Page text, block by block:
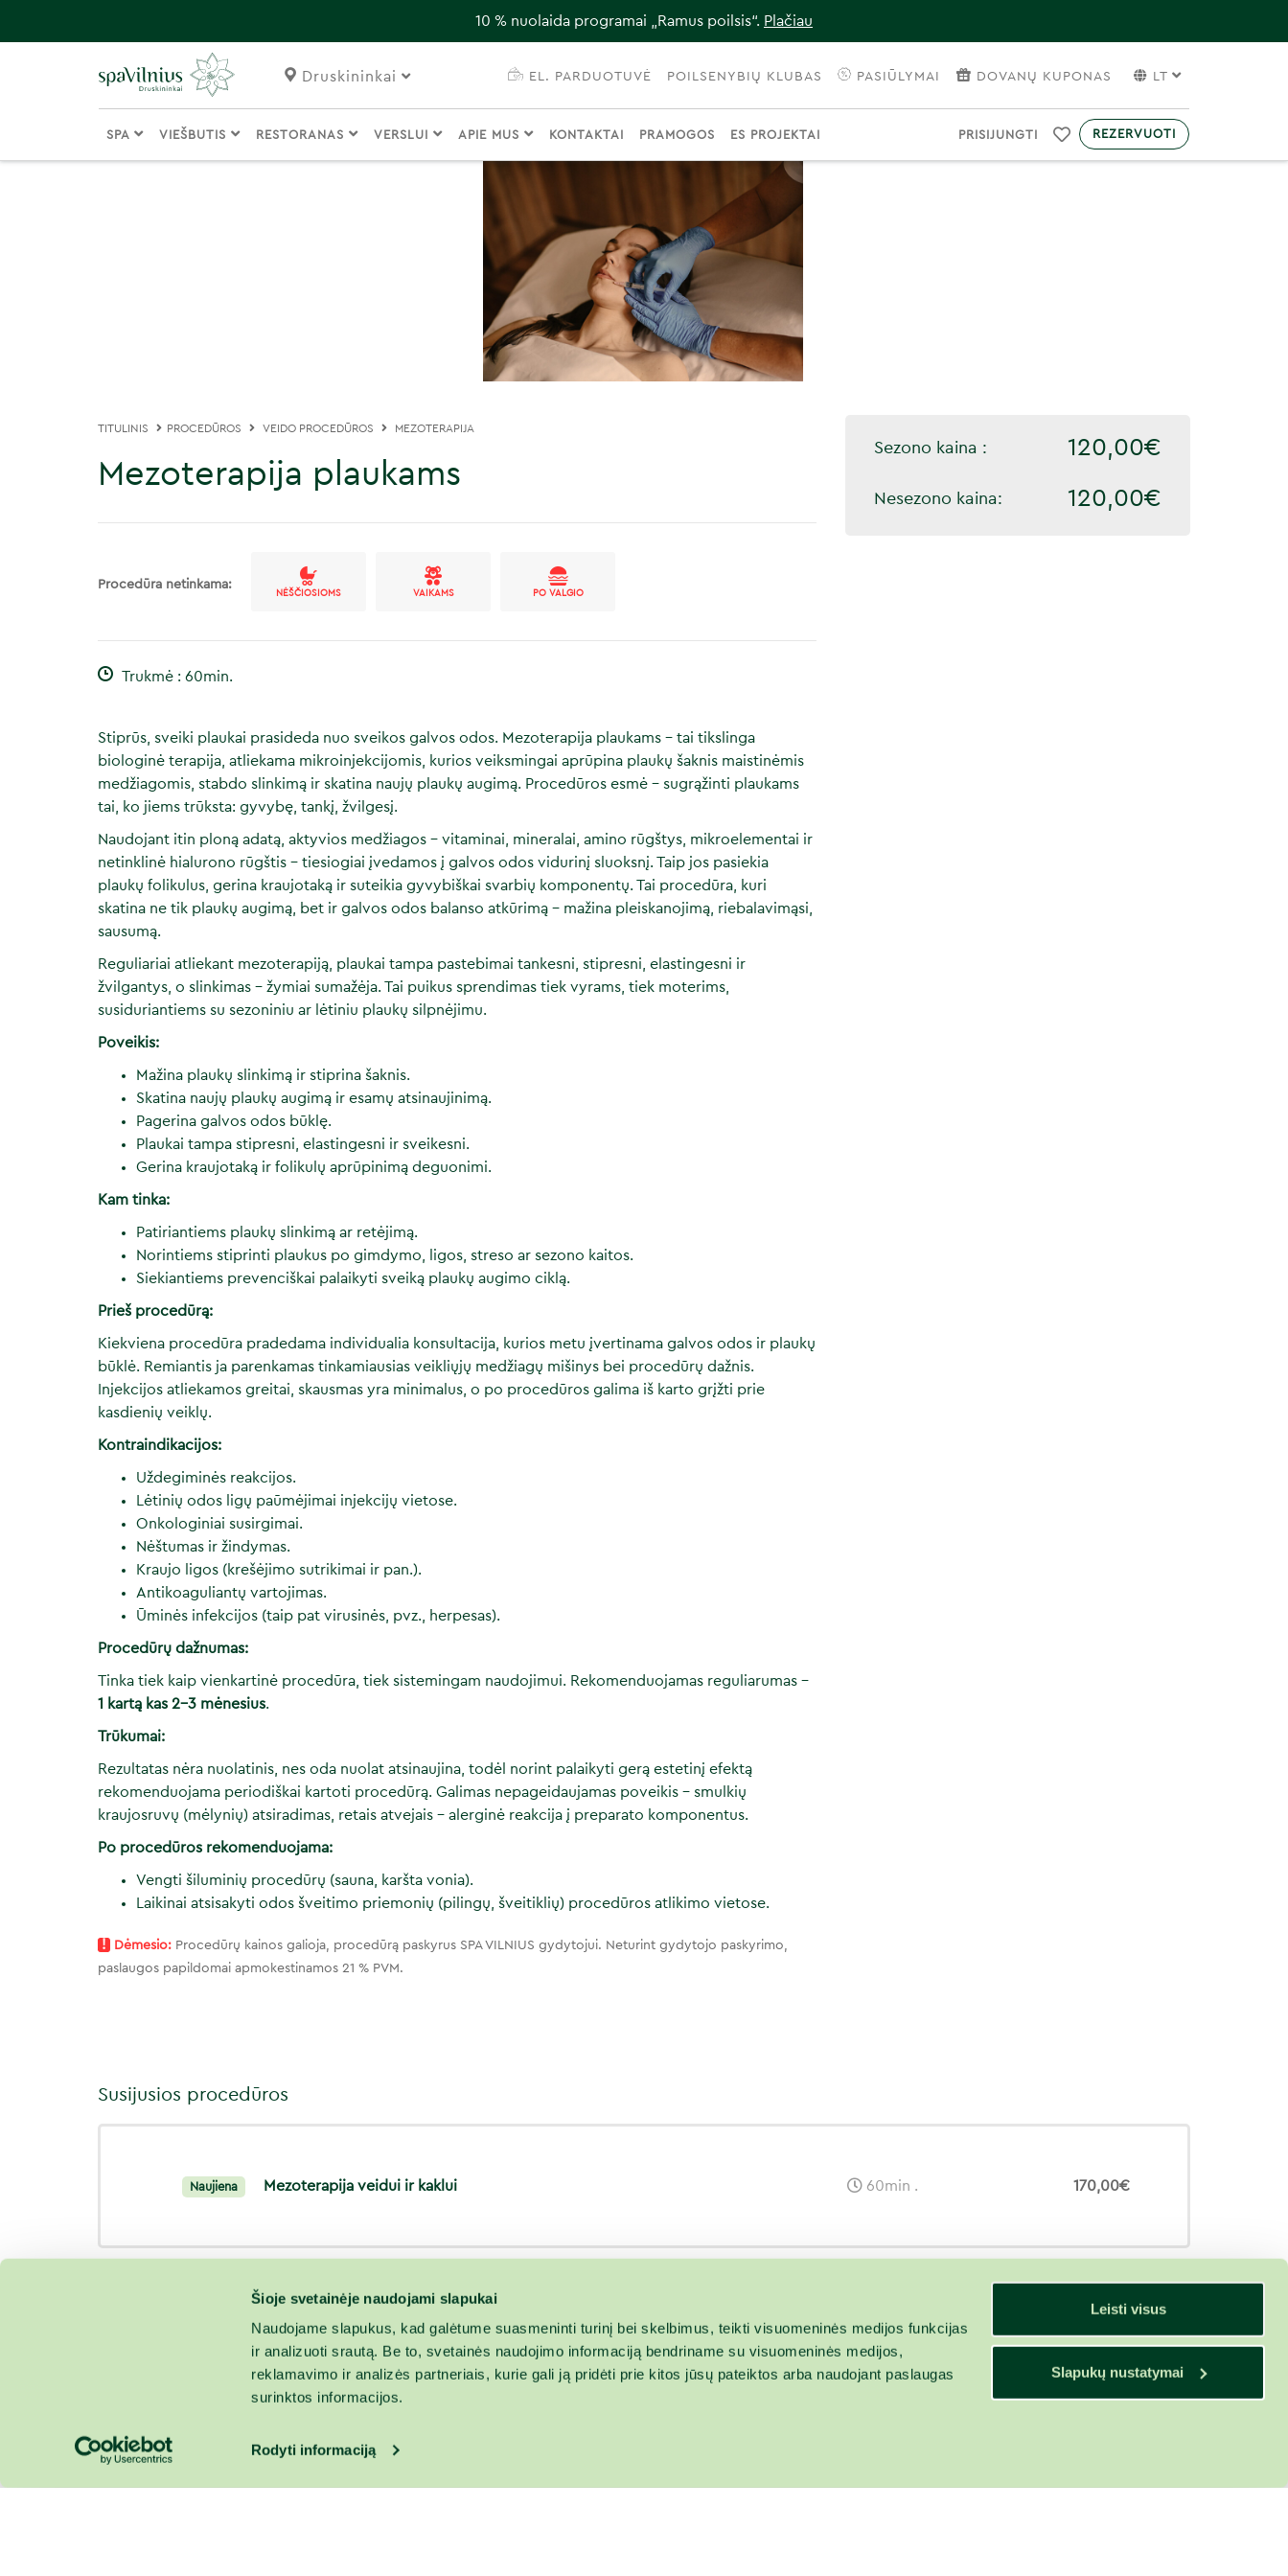
Šioje svetainėje naudojami slapukai
Naudojame slapukus, kad galėtume suasmeninti turinį bei skelbimus, teikti visuomeninės medijos funkcijas
ir analizuoti srautą. Be to, svetainės naudojimo informaciją bendriname su visuomeninės medijos,
reklamavimo ir analizės partneriais, kurie gali ją pridėti prie kitos jūsų pateiktos arba naudojant paslaugas
surinktos informacijos.
Rodyti informaciją
Leisti visus
Slapukų nustatymai
10 % nuolaida programai „Ramus poilsis“. Plačiau
Druskininkai EL. PARDUOTUVĖ POILSENYBIŲ KLUBAS PASIŪLYMAI DOVANŲ KUPONAS LT
SPA VIEŠBUTIS RESTORANAS VERSLUI APIE MUS KONTAKTAI PRAMOGOS ES PROJEKTAI PRISIJUNGTI REZERVUOTI
TITULINIS PROCEDŪROS VEIDO PROCEDŪROS MEZOTERAPIJA
Mezoterapija plaukams
Procedūra netinkama:
NĖŠČIOSIOMS VAIKAMS PO VALGIO
Trukmė : 60min.
Stiprūs, sveiki plaukai prasideda nuo sveikos galvos odos. Mezoterapija plaukams – tai tikslinga
biologinė terapija, atliekama mikroinjekcijomis, kurios veiksmingai aprūpina plaukų šaknis maistinėmis
medžiagomis, stabdo slinkimą ir skatina naujų plaukų augimą. Procedūros esmė – sugrąžinti plaukams
tai, ko jiems trūksta: gyvybę, tankį, žvilgesį.
Naudojant itin ploną adatą, aktyvios medžiagos – vitaminai, mineralai, amino rūgštys, mikroelementai ir
netinklinė hialurono rūgštis – tiesiogiai įvedamos į galvos odos vidurinį sluoksnį. Taip jos pasiekia
plaukų folikulus, gerina kraujotaką ir suteikia gyvybiškai svarbių komponentų. Tai procedūra, kuri
skatina ne tik plaukų augimą, bet ir galvos odos balanso atkūrimą – mažina pleiskanojimą, riebalavimąsi,
sausumą.
Reguliariai atliekant mezoterapiją, plaukai tampa pastebimai tankesni, stipresni, elastingesni ir
žvilgantys, o slinkimas – žymiai sumažėja. Tai puikus sprendimas tiek vyrams, tiek moterims,
susiduriantiems su sezoniniu ar lėtiniu plaukų silpnėjimu.
Poveikis:
Mažina plaukų slinkimą ir stiprina šaknis.
Skatina naujų plaukų augimą ir esamų atsinaujinimą.
Pagerina galvos odos būklę.
Plaukai tampa stipresni, elastingesni ir sveikesni.
Gerina kraujotaką ir folikulų aprūpinimą deguonimi.
Kam tinka:
Patiriantiems plaukų slinkimą ar retėjimą.
Norintiems stiprinti plaukus po gimdymo, ligos, streso ar sezono kaitos.
Siekiantiems prevenciškai palaikyti sveiką plaukų augimo ciklą.
Prieš procedūrą:
Kiekviena procedūra pradedama individualia konsultacija, kurios metu įvertinama galvos odos ir plaukų
būklė. Remiantis ja parenkamas tinkamiausias veikliųjų medžiagų mišinys bei procedūrų dažnis.
Injekcijos atliekamos greitai, skausmas yra minimalus, o po procedūros galima iš karto grįžti prie
kasdienių veiklų.
Kontraindikacijos:
Uždegiminės reakcijos.
Lėtinių odos ligų paūmėjimai injekcijų vietose.
Onkologiniai susirgimai.
Nėštumas ir žindymas.
Kraujo ligos (krešėjimo sutrikimai ir pan.).
Antikoaguliantų vartojimas.
Ūminės infekcijos (taip pat virusinės, pvz., herpesas).
Procedūrų dažnumas:
Tinka tiek kaip vienkartinė procedūra, tiek sistemingam naudojimui. Rekomenduojamas reguliarumas –
1 kartą kas 2–3 mėnesius.
Trūkumai:
Rezultatas nėra nuolatinis, nes oda nuolat atsinaujina, todėl norint palaikyti gerą estetinį efektą
rekomenduojama periodiškai kartoti procedūrą. Galimas nepageidaujamas poveikis – smulkių
kraujosruvų (mėlynių) atsiradimas, retais atvejais – alerginė reakcija į preparato komponentus.
Po procedūros rekomenduojama:
Vengti šiluminių procedūrų (sauna, karšta vonia).
Laikinai atsisakyti odos šveitimo priemonių (pilingų, šveitiklių) procedūros atlikimo vietose.
! Dėmesio: Procedūrų kainos galioja, procedūrą paskyrus SPA VILNIUS gydytojui. Neturint gydytojo paskyrimo,
paslaugos papildomai apmokestinamos 21 % PVM.
Sezono kaina : 120,00€
Nesezono kaina: 120,00€
Susijusios procedūros
Naujiena Mezoterapija veidui ir kaklui 60min . 170,00€